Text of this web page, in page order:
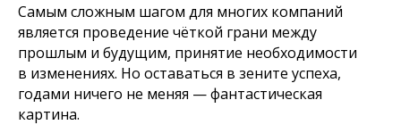
Самым сложным шагом для многих компаний
является проведение чёткой грани между
прошлым и будущим, принятие необходимости
в изменениях. Но оставаться в зените успеха,
годами ничего не меняя — фантастическая
картина.